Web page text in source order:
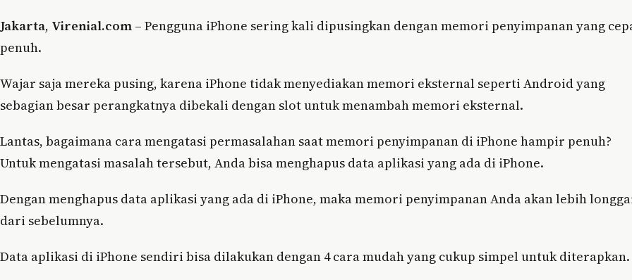
Jakarta, Virenial.com – Pengguna iPhone sering kali dipusingkan dengan memori penyimpanan yang
penuh.
Wajar saja mereka pusing, karena iPhone tidak menyediakan memori eksternal seperti Android yang
sebagian besar perangkatnya dibekali dengan slot untuk menambah memori eksternal.
Lantas, bagaimana cara mengatasi permasalahan saat memori penyimpanan di iPhone hampir penuh?
Untuk mengatasi masalah tersebut, Anda bisa menghapus data aplikasi yang ada di iPhone.
Dengan menghapus data aplikasi yang ada di iPhone, maka memori penyimpanan Anda akan lebih
dari sebelumnya.
Data aplikasi di iPhone sendiri bisa dilakukan dengan 4 cara mudah yang cukup simpel untuk diterapkan.